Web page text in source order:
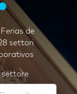
de
settori
settore